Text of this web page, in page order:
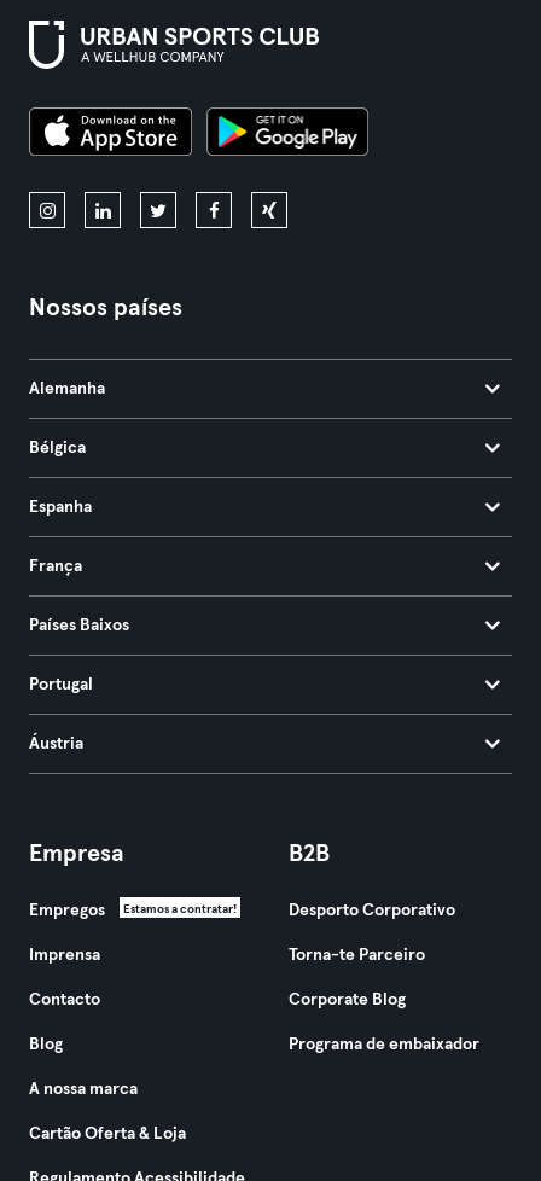
Nossos países
Alemanha
Bélgica
Espanha
França
Países Baixos
Portugal
Áustria
Empresa
Empregos Estamos a contratar!
Imprensa
Contacto
Blog
A nossa marca
Cartão Oferta & Loja
B2B
Desporto Corporativo
Torna-te Parceiro
Corporate Blog
Programa de embaixador